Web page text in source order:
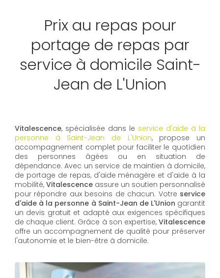
Prix au repas pour
portage de repas par
service à domicile Saint-
Jean de L'Union
Vitalescence, spécialisée dans le service d'aide à la
personne à Saint-Jean de L'Union, propose un
accompagnement complet pour faciliter le quotidien
des personnes âgées ou en situation de
dépendance. Avec un service de maintien à domicile,
de portage de repas, d'aide ménagère et d'aide à la
mobilité, Vitalescence assure un soutien personnalisé
pour répondre aux besoins de chacun. Votre service
d'aide à la personne à Saint-Jean de L'Union garantit
un devis gratuit et adapté aux exigences spécifiques
de chaque client. Grâce à son expertise, Vitalescence
offre un accompagnement de qualité pour préserver
l'autonomie et le bien-être à domicile.